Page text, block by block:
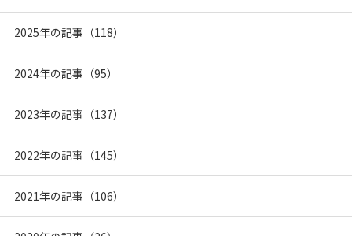
2025年の記事（118）
2024年の記事（95）
2023年の記事（137）
2022年の記事（145）
2021年の記事（106）